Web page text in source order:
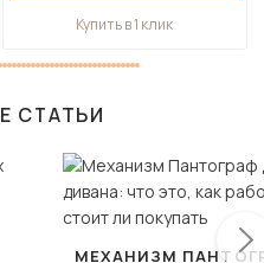
Купить в 1 клик
СТАТЬИ
МЕХАНИЗМ